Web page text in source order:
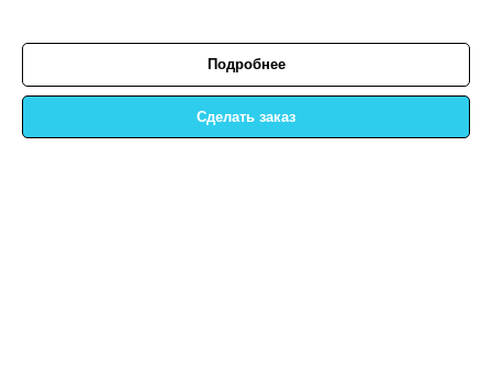
Подробнее
Сделать заказ